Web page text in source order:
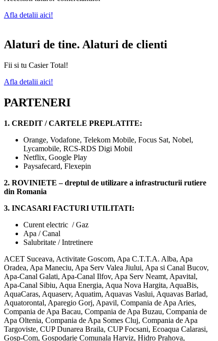
Afla detalii aici!
Alaturi de tine. Alaturi de clienti
Fii si tu Casier Total!
Afla detalii aici!
PARTENERI
1. CREDIT / CARTELE PREPLATITE:
Orange, Vodafone, Telekom Mobile, Focus Sat, Nobel,
Lycamobile, RCS-RDS Digi Mobil
Netflix, Google Play
Paysafecard, Flexepin
2. ROVINIETE – dreptul de utilizare a infrastructurii rutiere
din Romania
3. INCASARI FACTURI UTILITATI:
Curent electric / Gaz
Apa / Canal
Salubritate / Intretinere
ACET Suceava, Activitate Goscom, Apa C.T.T.A. Alba, Apa
Oradea, Apa Maneciu, Apa Serv Valea Jiului, Apa si Canal Bucov,
Apa-Canal Galati, Apa-Canal Ilfov, Apa Serv Neamt, Apavital,
Apa-Canal Sibiu, Aqua Energia, Aqua Nova Hargita, AquaBis,
AquaCaras, Aquaserv, Aquatim, Aquavas Vaslui, Aquavas Barlad,
Aquatorontal, Aparegio Gorj, Apavil, Compania de Apa Aries,
Compania de Apa Bacau, Compania de Apa Buzau, Compania de
Apa Oltenia, Compania de Apa Somes Cluj, Compania de Apa
Targoviste, CUP Dunarea Braila, CUP Focsani, Ecoaqua Calarasi,
Gosp-Com, Gospodarie Comunala Harviz, Hidro Prahova,